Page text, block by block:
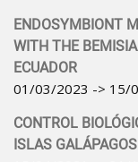
ENDOSYMBIONT
WITH THE
ECUADOR
01/03/2023 -> 15/
CONTROL
ISLAS GALÁPAGOS